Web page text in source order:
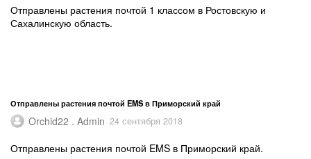
Отправлены растения почтой 1 классом в Ростовскую и
Сахалинскую область.
Отправлены растения почтой EMS в Приморский край
Orchid22 . Admin 24 сентября 2018
Отправлены растения почтой EMS в Приморский край.